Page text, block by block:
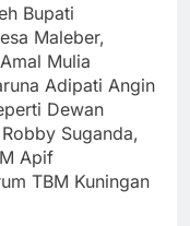
Bupati
Maleber,
Mulia
Adipati Angin
Dewan
Suganda,
Apif
TBM Kuningan